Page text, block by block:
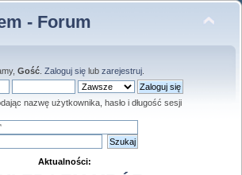
- Forum
Gość. Zaloguj sięlub zarejestruj.
nazwę użytkownika, hasło i długość sesji
Aktualności: